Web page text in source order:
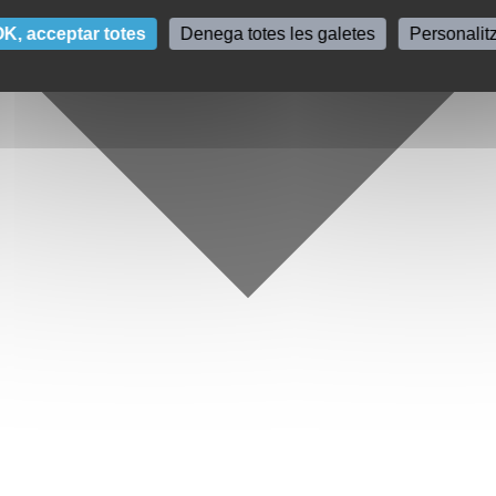
acceptar totes Denega totes les galetes